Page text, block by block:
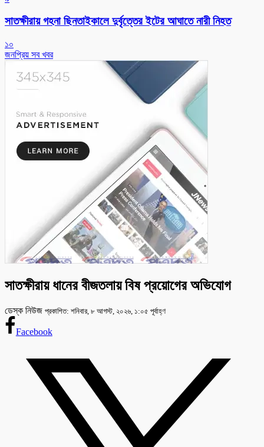
সাতক্ষীরায় গহনা ছিনতাইকালে দুর্বৃত্তের ইটের আঘাতে নারী নিহত
১০
জনপ্রিয় সব খবর
সাতক্ষীরায় ধানের বীজতলায় বিষ প্রয়োগের অভিযোগ
ডেস্ক নিউজ প্রকাশিত: শনিবার, ৮ আগস্ট, ২০২৬, ১:০৫ পূর্বাহ্ণ
Facebook